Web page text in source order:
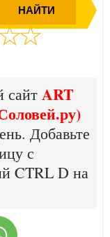
сайт ART
Добавьте
с
CTRL D на